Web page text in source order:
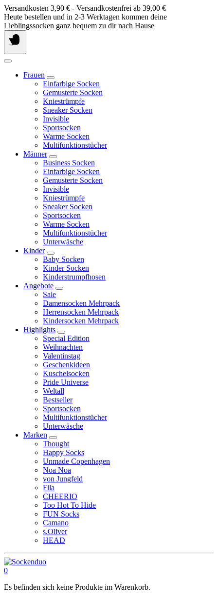
Springe
zum
Inhalt
Versandkosten 3,90 € - Versandkostenfrei ab 39,00 €
Heute bestellen und in 2-3 Werktagen kommen deine
Lieblingssocken ganz bequem zu dir nach Hause
Frauen
Einfarbige Socken
Gemusterte Socken
Kniestrümpfe
Sneaker Socken
Invisible
Sportsocken
Warme Socken
Multifunktionstücher
Männer
Business Socken
Einfarbige Socken
Gemusterte Socken
Invisible
Kniestrümpfe
Sneaker Socken
Sportsocken
Warme Socken
Multifunktionstücher
Unterwäsche
Kinder
Baby Socken
Kinder Socken
Kinderstrumpfhosen
Angebote
Sale
Damensocken Mehrpack
Herrensocken Mehrpack
Kindersocken Mehrpack
Highlights
Special Edition
Weihnachten
Valentinstag
Geschenkideen
Kuschelsocken
Pride Universe
Weltall
Bestseller
Sportsocken
Multifunktionstücher
Unterwäsche
Marken
Thought
Happy Socks
Unmade Copenhagen
Noa Noa
von Jungfeld
Fila
CHEERIO
Too Hot To Hide
FUN Socks
Camano
s.Oliver
HEAD
0
Es befinden sich keine Produkte im Warenkorb.